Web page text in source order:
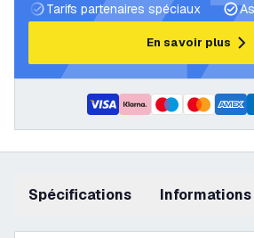
Tarifs partenaires spéciaux
En savoir plus
Spécifications